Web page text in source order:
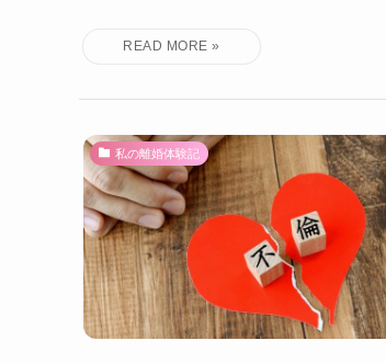
私の離婚体験記